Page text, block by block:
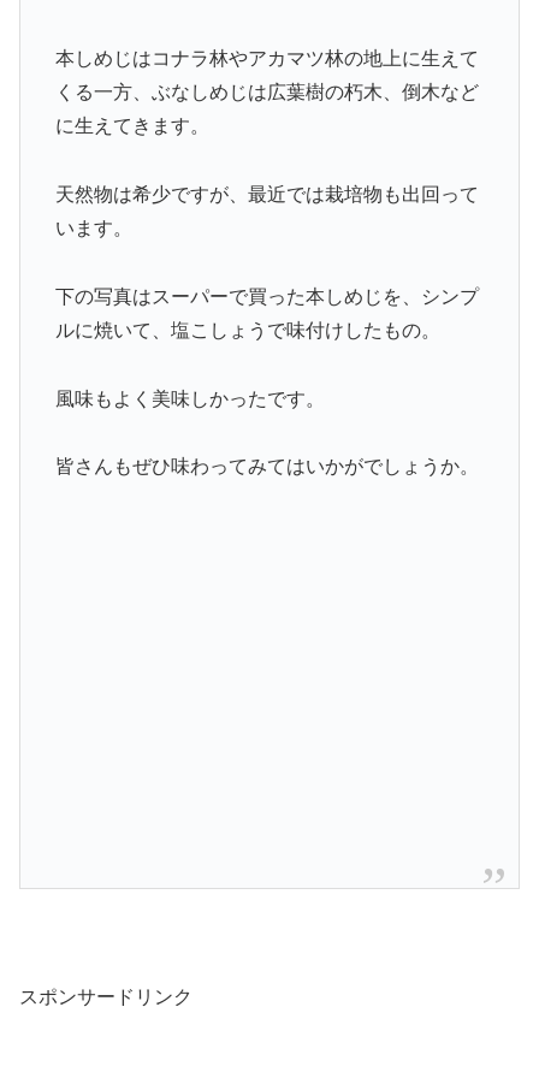
本しめじはコナラ林やアカマツ林の地上に生えて
くる一方、ぶなしめじは広葉樹の朽木、倒木など
に生えてきます。
天然物は希少ですが、最近では栽培物も出回って
います。
下の写真はスーパーで買った本しめじを、シンプ
ルに焼いて、塩こしょうで味付けしたもの。
風味もよく美味しかったです。
皆さんもぜひ味わってみてはいかがでしょうか。
スポンサードリンク